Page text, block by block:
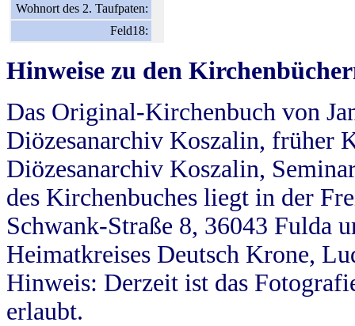
Wohnort des 2. Taufpaten:
Feld18:
Hinweise zu den
Das Original-Kirchenbuch von
Diözesanarchiv Koszalin, früher
Diözesanarchiv Koszalin,
des Kirchenbuches liegt in der
Schwank-Straße 8, 36043 Fulda
Heimatkreises Deutsch Krone,
Hinweis: Derzeit ist das
erlaubt.